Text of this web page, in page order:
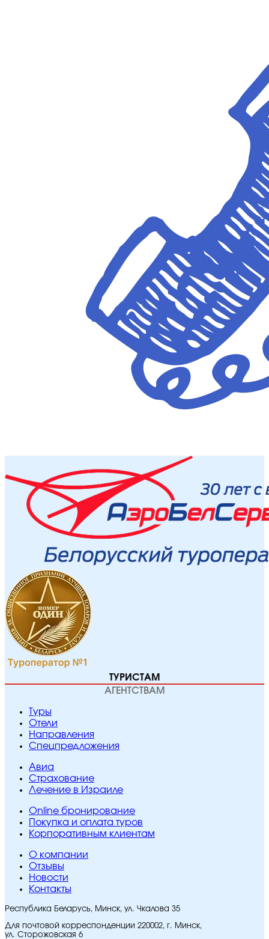
ТУРИСТАМ
АГЕНТСТВАМ
Туры
Отели
Направления
Спецпредложения
Авиа
Страхование
Лечение в Израиле
Online бронирование
Покупка и оплата туров
Корпоративным клиентам
O компании
Отзывы
Новости
Контакты
Республика Беларусь, Минск, ул. Чкалова 35
Для почтовой корреспонденции 220002, г. Минск,
ул. Сторожовская 6